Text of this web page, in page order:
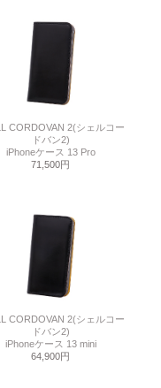
CORDOVAN 2(シェルコー
ドバン2)
iPhoneケース 13 Pro
71,500円
CORDOVAN 2(シェルコー
ドバン2)
iPhoneケース 13 mini
64,900円